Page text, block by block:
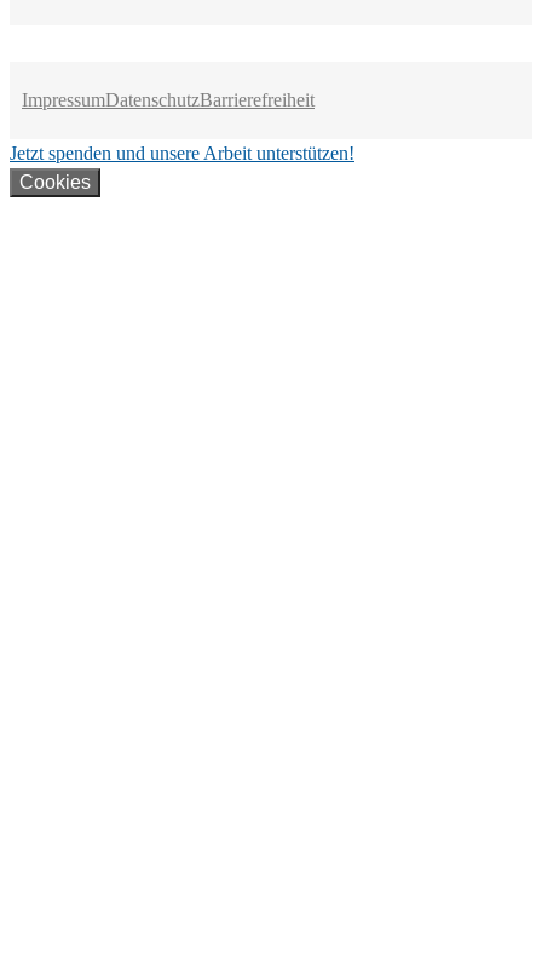
ImpressumDatenschutzBarrierefreiheit
Jetzt spenden und unsere Arbeit unterstützen!
Cookies